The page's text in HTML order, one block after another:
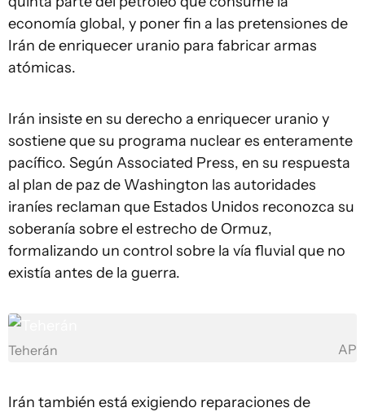
economía global, y poner fin a las pretensiones de
Irán de enriquecer uranio para fabricar armas
atómicas.
Irán insiste en su derecho a enriquecer uranio y
sostiene que su programa nuclear es enteramente
pacífico. Según Associated Press, en su respuesta
al plan de paz de Washington las autoridades
iraníes reclaman que Estados Unidos reconozca su
soberanía sobre el estrecho de Ormuz,
formalizando un control sobre la vía fluvial que no
existía antes de la guerra.
Teherán AP
Irán también está exigiendo reparaciones de